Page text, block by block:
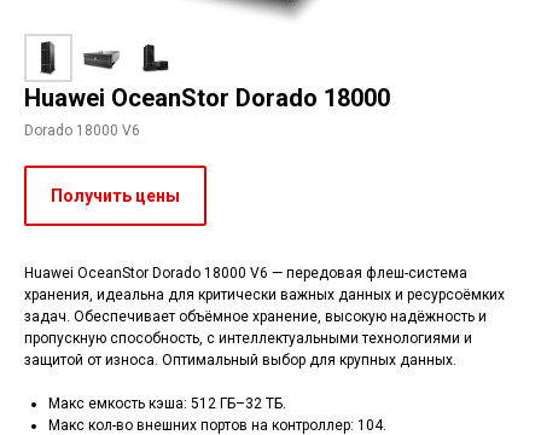
Huawei OceanStor Dorado 18000
Dorado 18000 V6
Получить цены
Huawei OceanStor Dorado 18000 V6 — передовая флеш-система
хранения, идеальна для критически важных данных и ресурсоёмких
задач. Обеспечивает объёмное хранение, высокую надёжность и
пропускную способность, с интеллектуальными технологиями и
защитой от износа. Оптимальный выбор для крупных данных.
Макс емкость кэша: 512 ГБ–32 ТБ.
Макс кол-во внешних портов на контроллер: 104.